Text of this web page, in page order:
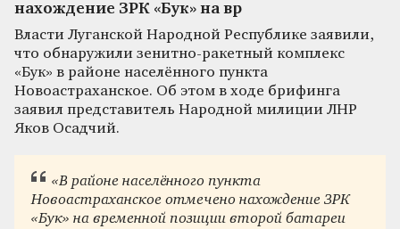
нахождение ЗРК «Бук» на вр
Власти Луганской Народной Республике заявили,
что обнаружили зенитно-ракетный комплекс
«Бук» в районе населённого пункта
Новоастраханское. Об этом в ходе брифинга
заявил представитель Народной милиции ЛНР
Яков Осадчий.
«В районе населённого пункта
Новоастраханское отмечено нахождение ЗРК
«Бук» на временной позиции второй батареи